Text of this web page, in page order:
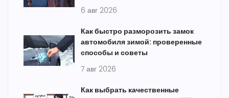
6 авг 2026
Как быстро разморозить замок
автомобиля зимой: проверенные
способы и советы
7 авг 2026
Как выбрать качественные